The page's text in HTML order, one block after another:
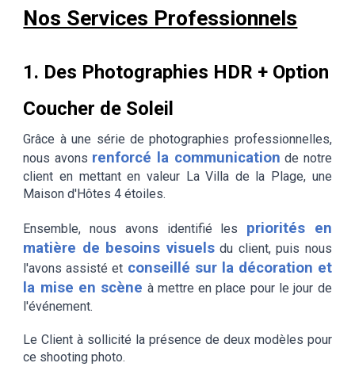
Nos Services Professionnels
1. Des Photographies HDR + Option
Coucher de Soleil
Grâce à une série de photographies professionnelles,
nous avons renforcé la communication de notre
client en mettant en valeur La Villa de la Plage, une
Maison d'Hôtes 4 étoiles.
Ensemble, nous avons identifié les priorités en
matière de besoins visuelsdu client, puis nous
l'avons assisté et conseillé sur la décoration et
la mise en scène à mettre en place pour le jour de
l'événement.
Le Client à sollicité la présence de deux modèles pour
ce shooting photo.